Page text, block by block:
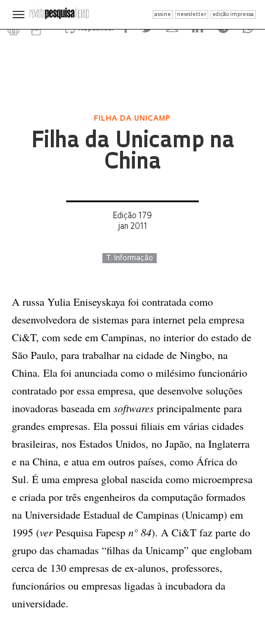
assine newsletter edição impressa
Republicar
FILHA DA UNICAMP
Filha da Unicamp na
China
Edição 179
jan 2011
T. Informação
A russa Yulia Eniseyskaya foi contratada como
desenvolvedora de sistemas para internet pela empresa
Ci&T, com sede em Campinas, no interior do estado de
São Paulo, para trabalhar na cidade de Ningbo, na
China. Ela foi anunciada como o milésimo funcionário
contratado por essa empresa, que desenvolve soluções
inovadoras baseada em softwares principalmente para
grandes empresas. Ela possui filiais em várias cidades
brasileiras, nos Estados Unidos, no Japão, na Inglaterra
e na China, e atua em outros países, como África do
Sul. É uma empresa global nascida como microempresa
e criada por três engenheiros da computação formados
na Universidade Estadual de Campinas (Unicamp) em
1995 (verPesquisa Fapesp n° 84). A Ci&T faz parte do
grupo das chamadas “filhas da Unicamp” que englobam
cerca de 130 empresas de ex-alunos, professores,
funcionários ou empresas ligadas à incubadora da
universidade.